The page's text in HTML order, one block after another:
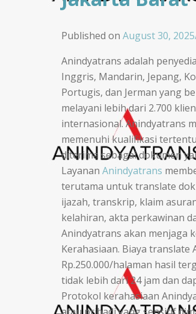
Published on August 30, 2025
Anindyatrans adalah
Inggris, Mandarin, Jepang,
Portugis, dan Jerman yang
melayani lebih dari 2.700
internasional. Anindyatrans
memenuhi kualifikasi
diterima sebagai dokumen
Layanan Anindyatrans
terutama untuk translate
ijazah, transkrip, klaim
kelahiran, akta perkawinan
Anindyatrans akan menjaga
Kerahasiaan. Biaya
Rp.250.000/halaman hasil
tidak lebih dari 24 jam dan
Protokol kerahasiaan